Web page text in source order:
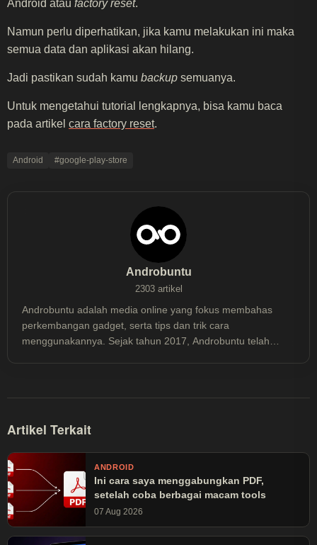
Android atau factory reset.
Namun perlu diperhatikan, jika kamu melakukan ini maka
semua data dan aplikasi akan hilang.
Jadi pastikan sudah kamu backup semuanya.
Untuk mengetahui tutorial lengkapnya, bisa kamu baca
pada artikel cara factory reset.
Android #google-play-store
Androbuntu
2303 artikel
Androbuntu adalah media online yang fokus membahas
perkembangan gadget, serta tips dan trik cara
menggunakannya. Sejak tahun 2017, Androbuntu telah
Artikel Terkait
ANDROID
Ini cara saya menggabungkan PDF,
setelah coba berbagai macam tools
07 Aug 2026